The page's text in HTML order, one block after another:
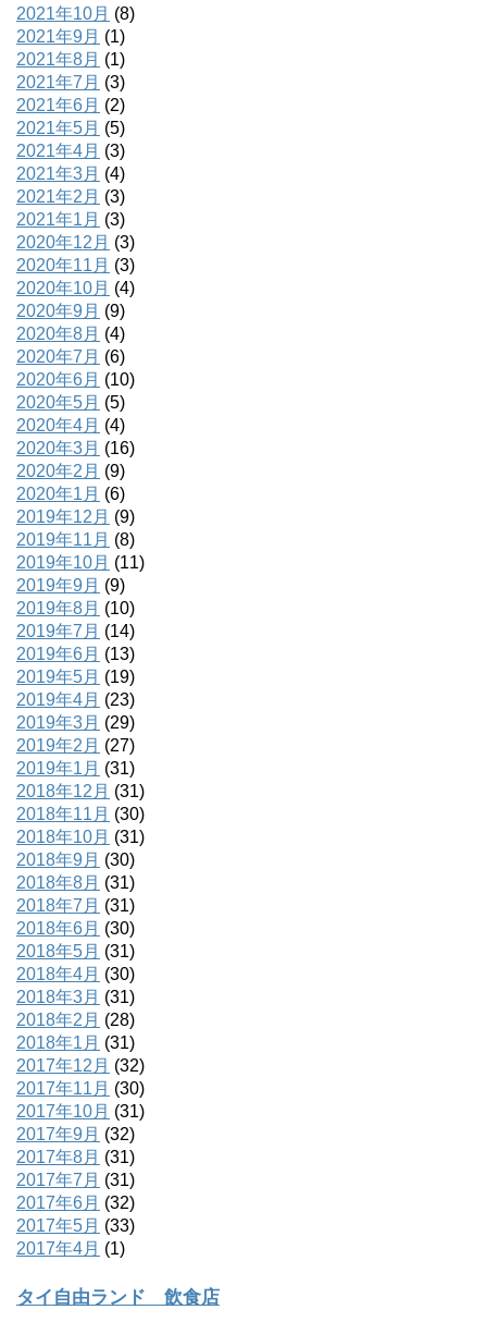
2021年10月 (8)
2021年9月 (1)
2021年8月 (1)
2021年7月 (3)
2021年6月 (2)
2021年5月 (5)
2021年4月 (3)
2021年3月 (4)
2021年2月 (3)
2021年1月 (3)
2020年12月 (3)
2020年11月 (3)
2020年10月 (4)
2020年9月 (9)
2020年8月 (4)
2020年7月 (6)
2020年6月 (10)
2020年5月 (5)
2020年4月 (4)
2020年3月 (16)
2020年2月 (9)
2020年1月 (6)
2019年12月 (9)
2019年11月 (8)
2019年10月 (11)
2019年9月 (9)
2019年8月 (10)
2019年7月 (14)
2019年6月 (13)
2019年5月 (19)
2019年4月 (23)
2019年3月 (29)
2019年2月 (27)
2019年1月 (31)
2018年12月 (31)
2018年11月 (30)
2018年10月 (31)
2018年9月 (30)
2018年8月 (31)
2018年7月 (31)
2018年6月 (30)
2018年5月 (31)
2018年4月 (30)
2018年3月 (31)
2018年2月 (28)
2018年1月 (31)
2017年12月 (32)
2017年11月 (30)
2017年10月 (31)
2017年9月 (32)
2017年8月 (31)
2017年7月 (31)
2017年6月 (32)
2017年5月 (33)
2017年4月 (1)
タイ自由ランド 飲食店